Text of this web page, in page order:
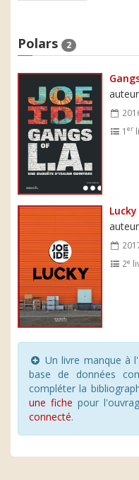
Polars 2
auteur
1er
Lucky
auteur
2e
Un livre manque à
base de données
compléter la
une fiche pour
connecté.